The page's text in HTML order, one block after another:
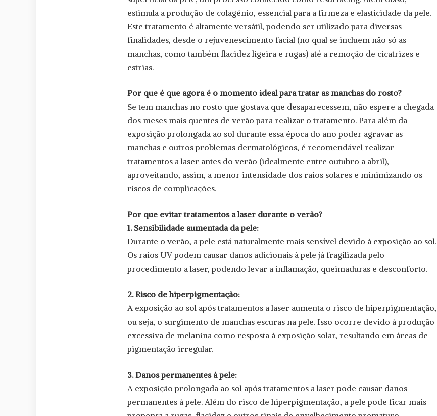
estimula a produção de colagénio, essencial para a firmeza e elasticidade da pele.
Este tratamento é altamente versátil, podendo ser utilizado para diversas
finalidades, desde o rejuvenescimento facial (no qual se incluem não só as
manchas, como também flacidez ligeira e rugas) até a remoção de cicatrizes e
estrias.
Por que é que agora é o momento ideal para tratar as manchas do rosto?
Se tem manchas no rosto que gostava que desaparecessem, não espere a chegada
dos meses mais quentes de verão para realizar o tratamento. Para além da
exposição prolongada ao sol durante essa época do ano poder agravar as
manchas e outros problemas dermatológicos, é recomendável realizar
tratamentos a laser antes do verão (idealmente entre outubro a abril),
aproveitando, assim, a menor intensidade dos raios solares e minimizando os
riscos de complicações.
Por que evitar tratamentos a laser durante o verão?
1. Sensibilidade aumentada da pele:
Durante o verão, a pele está naturalmente mais sensível devido à exposição ao sol.
Os raios UV podem causar danos adicionais à pele já fragilizada pelo
procedimento a laser, podendo levar a inflamação, queimaduras e desconforto.
2. Risco de hiperpigmentação:
A exposição ao sol após tratamentos a laser aumenta o risco de hiperpigmentação,
ou seja, o surgimento de manchas escuras na pele. Isso ocorre devido à produção
excessiva de melanina como resposta à exposição solar, resultando em áreas de
pigmentação irregular.
3. Danos permanentes à pele:
A exposição prolongada ao sol após tratamentos a laser pode causar danos
permanentes à pele. Além do risco de hiperpigmentação, a pele pode ficar mais